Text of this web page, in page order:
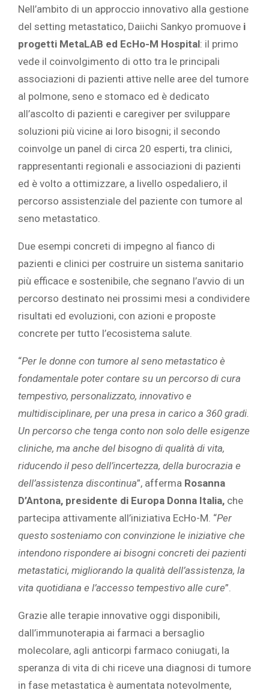
Nell’ambito di un approccio innovativo alla gestione
del setting metastatico, Daiichi Sankyo promuove i
progetti MetaLAB ed EcHo-M Hospital: il primo
vede il coinvolgimento di otto tra le principali
associazioni di pazienti attive nelle aree del tumore
al polmone, seno e stomaco ed è dedicato
all’ascolto di pazienti e caregiver per sviluppare
soluzioni più vicine ai loro bisogni; il secondo
coinvolge un panel di circa 20 esperti, tra clinici,
rappresentanti regionali e associazioni di pazienti
ed è volto a ottimizzare, a livello ospedaliero, il
percorso assistenziale del paziente con tumore al
seno metastatico.
Due esempi concreti di impegno al fianco di
pazienti e clinici per costruire un sistema sanitario
più efficace e sostenibile, che segnano l’avvio di un
percorso destinato nei prossimi mesi a condividere
risultati ed evoluzioni, con azioni e proposte
concrete per tutto l’ecosistema salute.
“Per le donne con tumore al seno metastatico è
fondamentale poter contare su un percorso di cura
tempestivo, personalizzato, innovativo e
multidisciplinare, per una presa in carico a 360 gradi.
Un percorso che tenga conto non solo delle esigenze
cliniche, ma anche del bisogno di qualità di vita,
riducendo il peso dell’incertezza, della burocrazia e
dell’assistenza discontinua”, afferma Rosanna
D’Antona, presidente di Europa Donna Italia, che
partecipa attivamente all’iniziativa EcHo-M. “Per
questo sosteniamo con convinzione le iniziative che
intendono rispondere ai bisogni concreti dei pazienti
metastatici, migliorando la qualità dell’assistenza, la
vita quotidiana e l’accesso tempestivo alle cure”.
Grazie alle terapie innovative oggi disponibili,
dall’immunoterapia ai farmaci a bersaglio
molecolare, agli anticorpi farmaco coniugati, la
speranza di vita di chi riceve una diagnosi di tumore
in fase metastatica è aumentata notevolmente,